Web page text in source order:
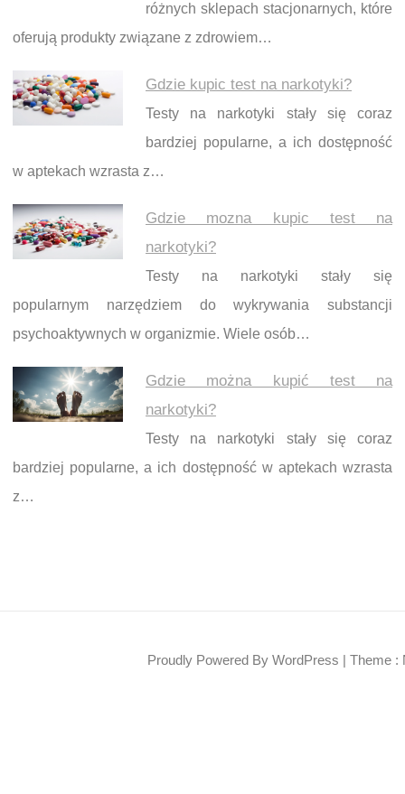
różnych sklepach stacjonarnych, które
oferują produkty związane z zdrowiem…
Gdzie kupic test na narkotyki?
Testy na narkotyki stały się coraz
bardziej popularne, a ich dostępność
w aptekach wzrasta z…
Gdzie mozna kupic test na
narkotyki?
Testy na narkotyki stały się
popularnym narzędziem do wykrywania substancji
psychoaktywnych w organizmie. Wiele osób…
Gdzie można kupić test na
narkotyki?
Testy na narkotyki stały się coraz
bardziej popularne, a ich dostępność w aptekach wzrasta
z…
Proudly Powered By WordPress | Theme :